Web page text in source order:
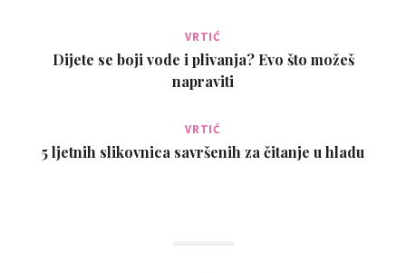
VRTIĆ
Dijete se boji vode i plivanja? Evo što možeš
napraviti
VRTIĆ
5 ljetnih slikovnica savršenih za čitanje u hladu